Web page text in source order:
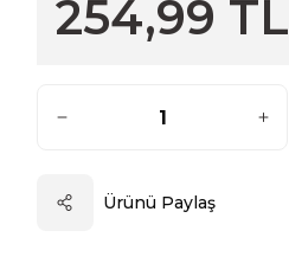
254,99 TL
Ürünü Paylaş